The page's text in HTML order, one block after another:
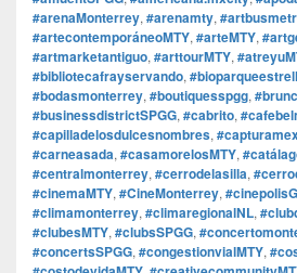
#arenaMonterrey, #arenamty,
#artecontemporáneoMTY, #arteMTY,
#artmarketantiguo, #arttourMTY,
#bibliotecafrayservando,
#bodasmonterrey, #boutiquesspgg,
#businessdistrictSPGG, #cabrito,
#capilladelosdulcesnombres,
#carneasada, #casamorelosMTY,
#centralmonterrey, #cerrodelasilla,
#cinemaMTY, #CineMonterrey,
#climamonterrey, #climaregionalNL,
#clubesMTY, #clubsSPGG,
#concertsSPGG, #congestionvialMTY,